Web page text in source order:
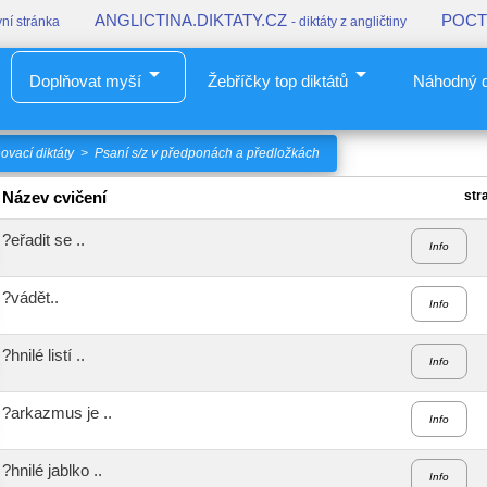
stránka ANGLICTINA.DIKTATY.CZ - diktáty z angličtiny
Doplňovat myší arrow_drop_down Žebříčky top diktátů arrow_drop_down Náhodný
diktáty> Psaní s/z v předponách a předložkách
Název cvičení
?eřadit se .. Info
?vádět.. Info
?hnilé listí .. Info
?arkazmus je .. Info
?hnilé jablko .. Info